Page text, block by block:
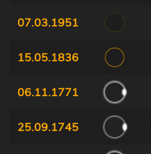
07.03.1951
15.05.1836
06.11.1771
25.09.1745